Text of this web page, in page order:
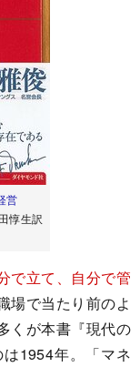
営
惇生訳
で立て、自分で管
場で当たり前のよ
くが本書『現代の
1954年。「マネ